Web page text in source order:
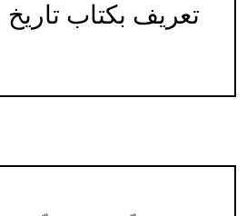
تعريف بكتاب تاريخ